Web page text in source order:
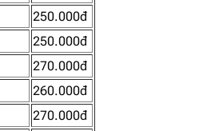
250.000đ
250.000đ
270.000đ
260.000đ
270.000đ